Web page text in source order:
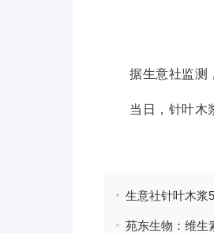
据生意社监测
当日，针叶木
苑东生物：维生